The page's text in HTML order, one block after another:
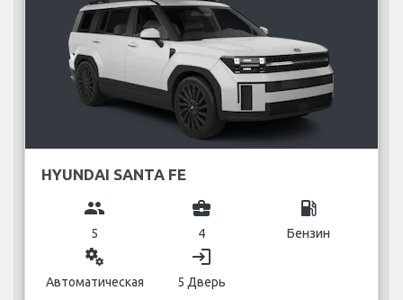
HYUNDAI SANTA FE
group
5
business_center
4
local_gas_station
Бензин
miscellaneous_services
Автоматическая
login
5 Дверь